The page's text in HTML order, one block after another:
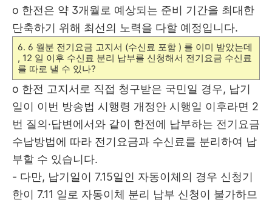
o 한전은 약 3개월로 예상되는 준비 기간을 최대한
단축하기 위해 최선의 노력을 다할 예정입니다.
6. 6 월분 전기요금 고지서 (수신료 포함 ) 를 이미 받았는데
, 12 일 이후 수신료 분리 납부를 신청해서 전기요금 수신료
를 따로 낼 수 있나?
o 한전 고지서로 직접 청구받은 국민일 경우, 납기
일이 이번 방송법 시행령 개정안 시행일 이후라면 2
번 질의·답변에서와 같이 한전에 납부하는 전기요금
수납방법에 따라 전기요금과 수신료를 분리하여 납
부할 수 있습니다.
- 다만, 납기일이 7.15일인 자동이체의 경우 신청기
한이 7.11 일로 자동이체 분리 납부 신청이 불가하므